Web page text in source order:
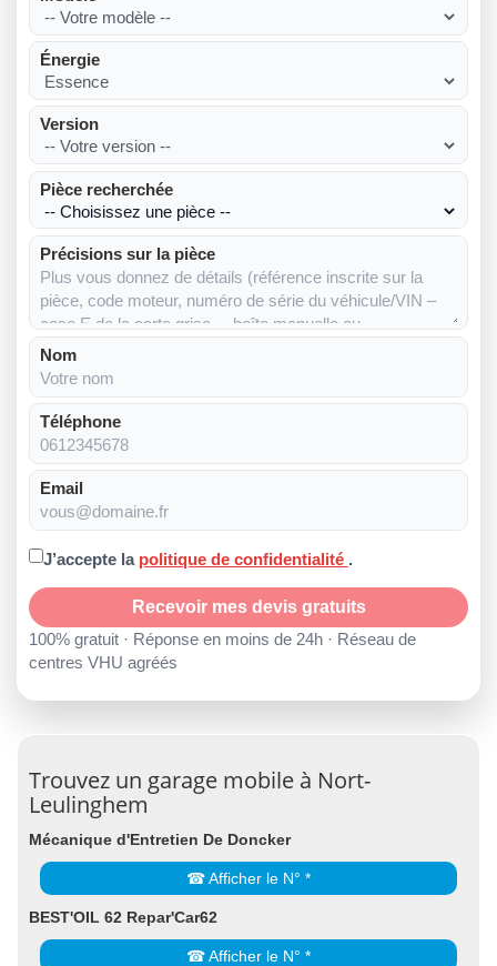
Énergie
Version
Pièce recherchée
Précisions sur la pièce
Nom
Téléphone
Email
J’accepte la politique de confidentialité .
Recevoir mes devis gratuits
100% gratuit · Réponse en moins de 24h · Réseau de
centres VHU agréés
Trouvez un garage mobile à Nort-
Leulinghem
Mécanique d'Entretien De Doncker
☎ Afficher le N° *
BEST'OIL 62 Repar'Car62
☎ Afficher le N° *